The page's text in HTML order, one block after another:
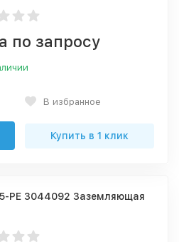
по запросу
В избранное
Купить в 1 клик
PE 3044092 Заземляющая